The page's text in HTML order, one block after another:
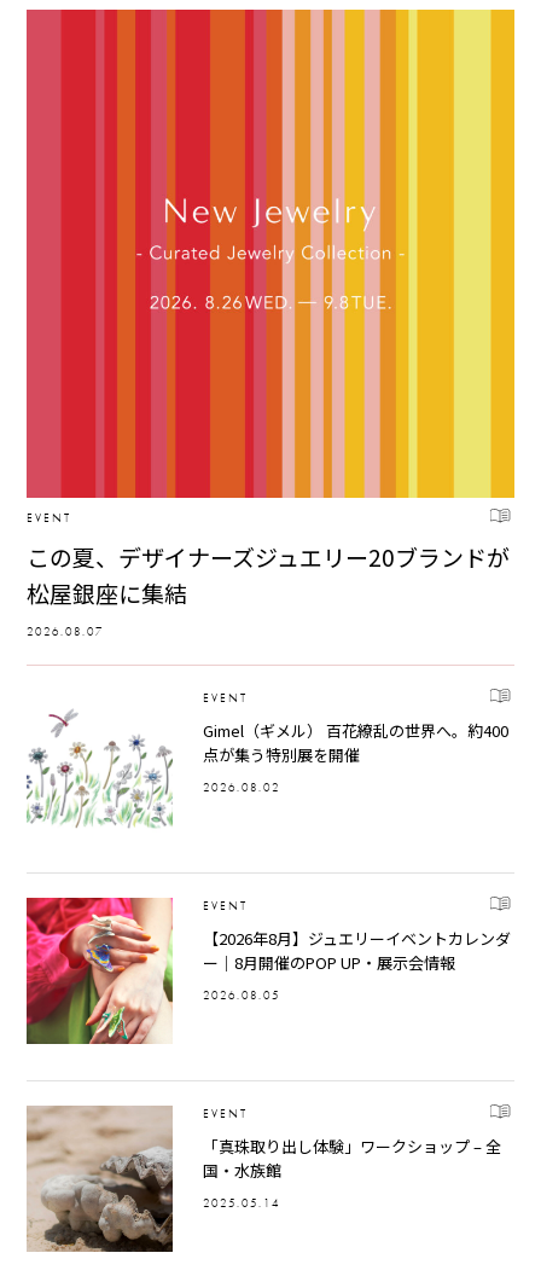
EVENT
この夏、デザイナーズジュエリー20ブランドが
松屋銀座に集結
2026.08.07
EVENT
Gimel（ギメル） 百花繚乱の世界へ。約400
点が集う特別展を開催
2026.08.02
EVENT
【2026年8月】ジュエリーイベントカレンダ
ー｜8月開催のPOP UP・展示会情報
2026.08.05
EVENT
「真珠取り出し体験」ワークショップ – 全
国・水族館
2025.05.14